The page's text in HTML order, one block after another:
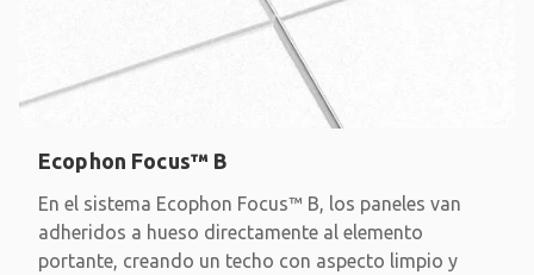
Ecophon Focus™ B
En el sistema Ecophon Focus™ B, los paneles van
adheridos a hueso directamente al elemento
portante, creando un techo con aspecto limpio y